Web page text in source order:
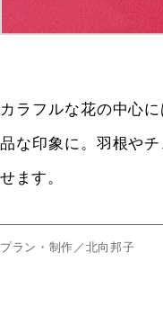
カラフルな花の中心
品な印象に。羽根や
せます。
プラン・制作／北向邦子